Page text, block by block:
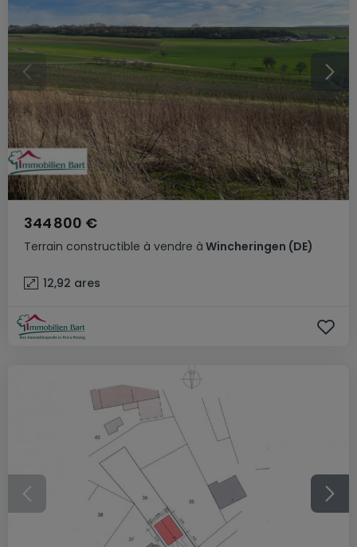
Terrain constructible à vendre à Wincheringen (DE)
344 800 €
12,92 ares